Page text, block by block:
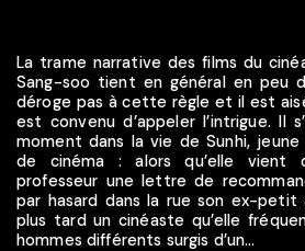
La trame narrative des films du
Sang-soo tient en général en peu
déroge pas à cette règle et il est
est convenu d’appeler l’intrigue. Il
moment dans la vie de Sunhi, jeune
de cinéma : alors qu’elle vient
professeur une lettre de
par hasard dans la rue son ex-petit
plus tard un cinéaste qu’elle
hommes différents surgis d’un...